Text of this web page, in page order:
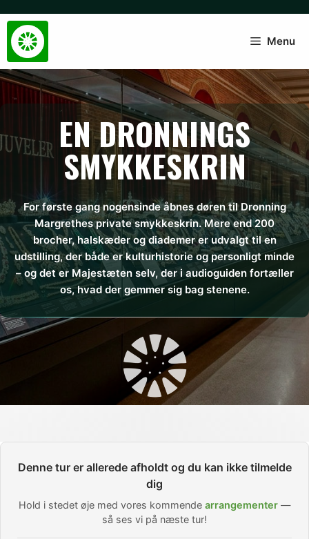
til
indhold
Menu
EN DRONNINGS
SMYKKESKRIN
For første gang nogensinde åbnes døren til Dronning
Margrethes private smykkeskrin. Mere end 200
brocher, halskæder og diademer er udvalgt til en
udstilling, der både er kulturhistorie og personligt minde
– og det er Majestæten selv, der i audioguiden fortæller
os, hvad der gemmer sig bag stenene.
Denne tur er allerede afholdt og du kan ikke tilmelde
dig
Hold i stedet øje med vores kommende arrangementer —
så ses vi på næste tur!